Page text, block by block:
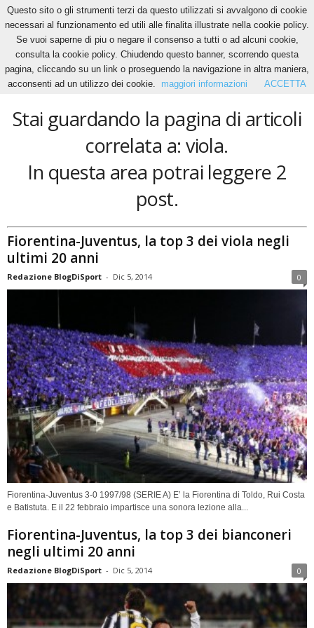
Home Tags Viola
viola
Stai guardando la pagina di articoli
correlata a: viola.
In questa area potrai leggere 2
post.
Fiorentina-Juventus, la top 3 dei viola negli
ultimi 20 anni
Redazione BlogDiSport - Dic 5, 2014 0
Fiorentina-Juventus 3-0 1997/98 (SERIE A) E’ la Fiorentina di Toldo, Rui Costa
e Batistuta. E il 22 febbraio impartisce una sonora lezione alla...
Fiorentina-Juventus, la top 3 dei bianconeri
negli ultimi 20 anni
Redazione BlogDiSport - Dic 5, 2014 0
Questo sito o gli strumenti terzi da questo utilizzati si avvalgono di cookie
necessari al funzionamento ed utili alle finalita illustrate nella cookie policy.
Se vuoi saperne di piu o negare il consenso a tutti o ad alcuni cookie,
consulta la cookie policy. Chiudendo questo banner, scorrendo questa
pagina, cliccando su un link o proseguendo la navigazione in altra maniera,
acconsenti ad un utilizzo dei cookie.
maggiori informazioni ACCETTA